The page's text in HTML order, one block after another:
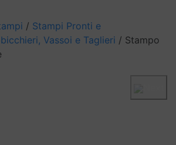
/ Stampi Pronti e
Vassoi e Taglieri / Stampo